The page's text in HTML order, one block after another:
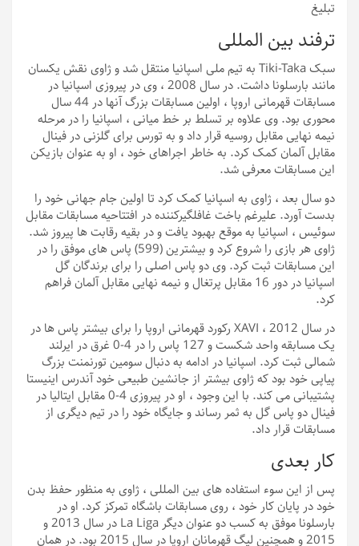
تبلیغ
ترفند بین المللی
سبک Tiki-Taka به تیم ملی اسپانیا منتقل شد و ژاوی نقش یکسان
مانند بارسلونا داشت. در سال 2008 ، وی در پیروزی اسپانیا در
مسابقات قهرمانی اروپا ، اولین مسابقات بزرگ آنها در 44 سال
محوری بود. وی علاوه بر تسلط بر خط میانی ، اسپانیا را در مرحله
نیمه نهایی مقابل روسیه قرار داد و به تورس برای گلزنی در فینال
مقابل آلمان کمک کرد. به خاطر اجراهای خود ، او به عنوان بازیکن
این مسابقات معرفی شد.
دو سال بعد ، ژاوی به اسپانیا کمک کرد تا اولین جام جهانی خود را
بدست آورد. علیرغم باخت غافلگیرکننده در افتتاحیه مسابقات مقابل
سوئیس ، اسپانیا به موقع بهبود یافت و در بقیه رقابت ها پیروز شد.
ژاوی هر بازی را شروع کرد و بیشترین (599) پاس های موفق را در
این مسابقات ثبت کرد. وی دو پاس اصلی را برای برندگان گل
اسپانیا در دور 16 مقابل پرتغال و نیمه نهایی مقابل آلمان فراهم
کرد.
در سال 2012 ، XAVI رکورد قهرمانی اروپا را برای بیشتر پاس ها در
یک مسابقه واحد شکست و 127 پاس را در 4-0 غرق در ایرلند
شمالی ثبت کرد. اسپانیا در ادامه به دنبال سومین تورنمنت بزرگ
پیاپی خود بود که ژاوی بیشتر از جانشین طبیعی خود آندرس اینیستا
پشتیبانی می کند. با این وجود ، او در پیروزی 4-0 مقابل ایتالیا در
فینال دو پاس گل به ثمر رساند و جایگاه خود را در تیم دیگری از
مسابقات قرار داد.
کار بعدی
پس از این سوء استفاده های بین المللی ، ژاوی به منظور حفظ بدن
خود در پایان کار خود ، روی مسابقات باشگاه تمرکز کرد. او در
بارسلونا موفق به کسب دو عنوان دیگر La Liga در سال 2013 و
2015 و همچنین لیگ قهرمانان اروپا در سال 2015 بود. در همان